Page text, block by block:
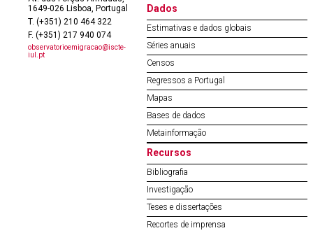
1649-026 Lisboa, Portugal
T. (+351) 210 464 322
F. (+351) 217 940 074
observatorioemigracao@iscte-
iul.pt
Dados
Estimativas e dados globais
Séries anuais
Censos
Regressos a Portugal
Mapas
Bases de dados
Metainformação
Recursos
Bibliografia
Investigação
Teses e dissertações
Recortes de imprensa